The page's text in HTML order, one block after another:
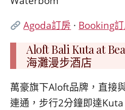
Agoda訂房 · Booking
Aloft Bali Kuta at
海灘漫步酒店
萬豪旗下Aloft品牌，直接
連通，步行2分鐘即達